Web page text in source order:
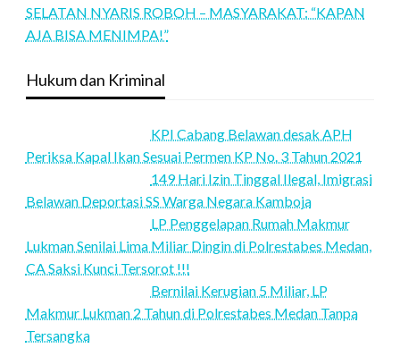
SELATAN NYARIS ROBOH – MASYARAKAT: “KAPAN
AJA BISA MENIMPA!”
Hukum dan Kriminal
KPI Cabang Belawan desak APH
Periksa Kapal Ikan Sesuai Permen KP No. 3 Tahun 2021
149 Hari Izin Tinggal Ilegal, Imigrasi
Belawan Deportasi SS Warga Negara Kamboja
LP Penggelapan Rumah Makmur
Lukman Senilai Lima Miliar Dingin di Polrestabes Medan,
CA Saksi Kunci Tersorot !!!
Bernilai Kerugian 5 Miliar, LP
Makmur Lukman 2 Tahun di Polrestabes Medan Tanpa
Tersangka